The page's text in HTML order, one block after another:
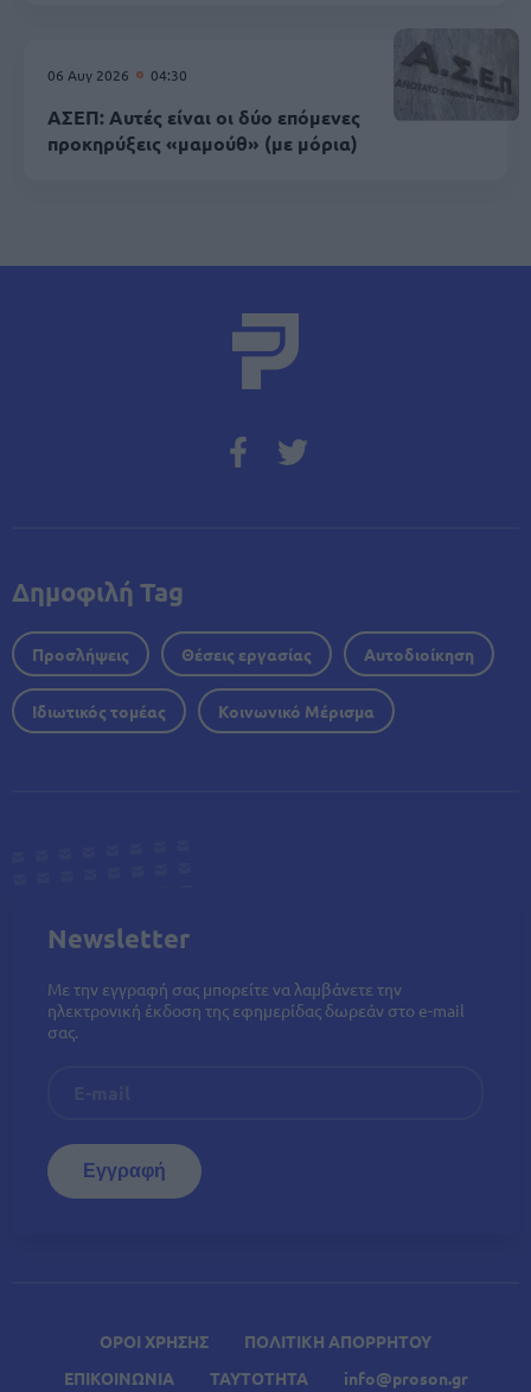
06 Αυγ 2026 04:30
ΑΣΕΠ: Αυτές είναι οι δύο επόμενες
προκηρύξεις «μαμούθ» (με μόρια)
ΟΡΟΙ ΧΡΗΣΗΣ
ΠΟΛΙΤΙΚΗ ΑΠΟΡΡΗΤΟΥ
ΕΠΙΚΟΙΝΩΝΙΑ
ΤΑΥΤΟΤΗΤΑ info@proson.gr
Δημοφιλή Tag
Προσλήψεις Θέσεις εργασίας Αυτοδιοίκηση
Ιδιωτικός τομέας Κοινωνικό Μέρισμα
Newsletter
Με την εγγραφή σας μπορείτε να λαμβάνετε την
ηλεκτρονική έκδοση της εφημερίδας δωρεάν στο e-mail
σας.